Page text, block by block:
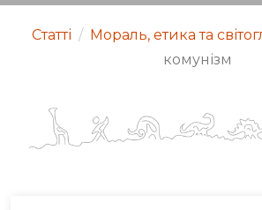
Статті / Мораль, етика та
комунізм